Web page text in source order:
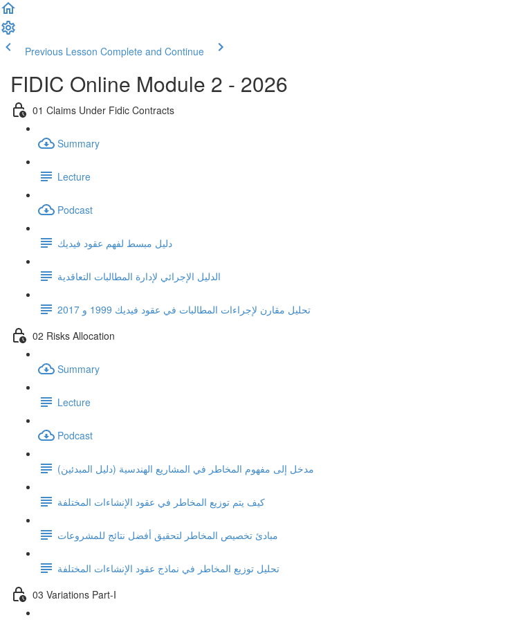
Previous Lesson Complete and Continue
FIDIC Online Module 2 - 2026
01 Claims Under Fidic Contracts
Summary
Lecture
Podcast
دليل مبسط لفهم عقود فيديك
الدليل الإجرائي لإدارة المطالبات التعاقدية
تحليل مقارن لإجراءات المطالبات في عقود فيديك 1999 و 2017
02 Risks Allocation
Summary
Lecture
Podcast
مدخل إلى مفهوم المخاطر في المشاريع الهندسية (دليل المبدئين)
كيف يتم توزيع المخاطر في عقود الإنشاءات المختلفة
مبادئ تخصيص المخاطر لتحقيق أفضل نتائج للمشروعات
تحليل توزيع المخاطر في نماذج عقود الإنشاءات المختلفة
03 Variations Part-I